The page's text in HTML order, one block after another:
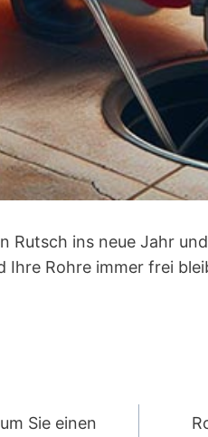
Rutsch ins neue Jahr
Ihre Rohre immer frei
Sie einen